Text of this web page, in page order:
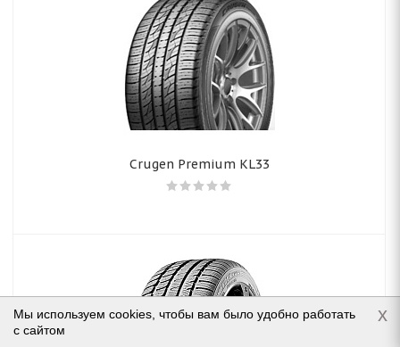
Crugen Premium KL33
Мы используем cookies, чтобы вам было удобно работать
с сайтом
x